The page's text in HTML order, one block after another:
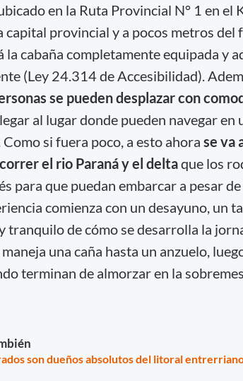
en la Ruta Provincial N° 1 en el
capital provincial y a pocos metros del
la cabaña completamente equipada y
(Ley 24.314 de Accesibilidad).
se pueden desplazar con
al lugar donde pueden navegar en
si fuera poco, a esto ahora se va
el rio Paraná y el deltaque los
para que puedan embarcar a pesar
comienza con un desayuno, un
tranquilo de cómo se desarrolla la
una caña hasta un anzuelo,
terminan de almorzar en la
son dueños absolutos del litoral